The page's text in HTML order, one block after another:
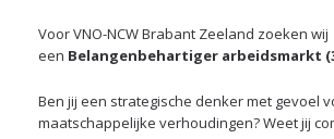
Voor VNO-NCW Brabant Zeeland zoeken wij
een Belangenbehartiger arbeidsmarkt
Ben jij een strategische denker met gevoel
maatschappelijke verhoudingen? Weet jij